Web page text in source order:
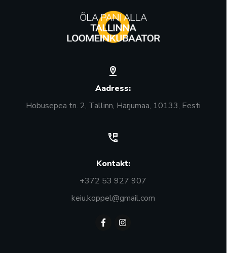
Aadress:
Hobusepea tn. 2, Tallinn, Harjumaa, 10133, Eesti
Kontakt:
+372 53 927 907
keiu.koppel@gmail.com